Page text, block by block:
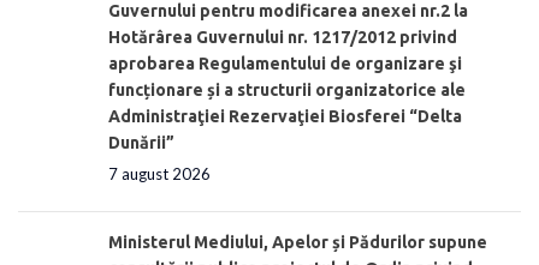
Guvernului pentru modificarea anexei nr.2 la
Hotărârea Guvernului nr. 1217/2012 privind
aprobarea Regulamentului de organizare şi
funcționare și a structurii organizatorice ale
Administraţiei Rezervaţiei Biosferei “Delta
Dunării”
7 august 2026
Ministerul Mediului, Apelor și Pădurilor supune